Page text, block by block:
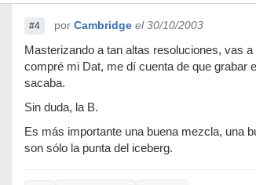
#4 por Cambridge el 30/10/2003
Masterizando a tan altas resoluciones, vas
compré mi Dat, me dí cuenta de que grabar
sacaba.
Sin duda, la B.
Es más importante una buena mezcla, una
son sólo la punta del iceberg.